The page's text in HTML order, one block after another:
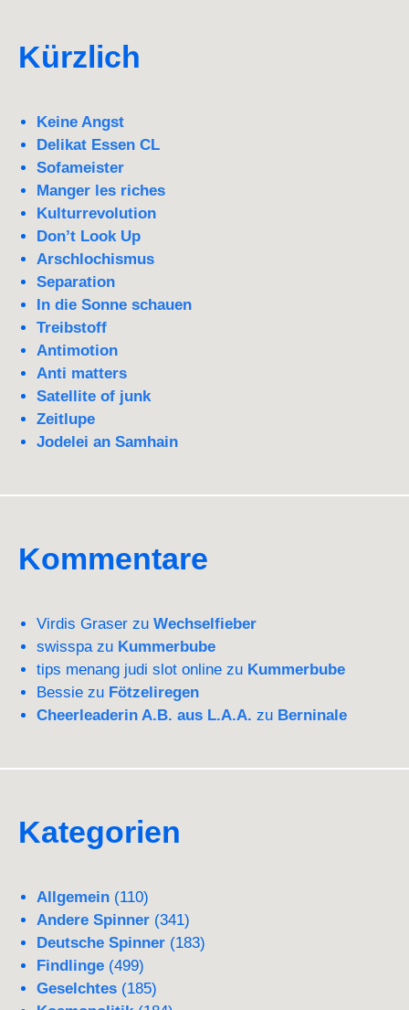
Kürzlich
Keine Angst
Delikat Essen CL
Sofameister
Manger les riches
Kulturrevolution
Don’t Look Up
Arschlochismus
Separation
In die Sonne schauen
Treibstoff
Antimotion
Anti matters
Satellite of junk
Zeitlupe
Jodelei an Samhain
Kommentare
Virdis Graser zu Wechselfieber
swisspa zu Kummerbube
tips menang judi slot online zu Kummerbube
Bessie zu Fötzeliregen
Cheerleaderin A.B. aus L.A.A. zu Berninale
Kategorien
Allgemein (110)
Andere Spinner (341)
Deutsche Spinner (183)
Findlinge (499)
Geselchtes (185)